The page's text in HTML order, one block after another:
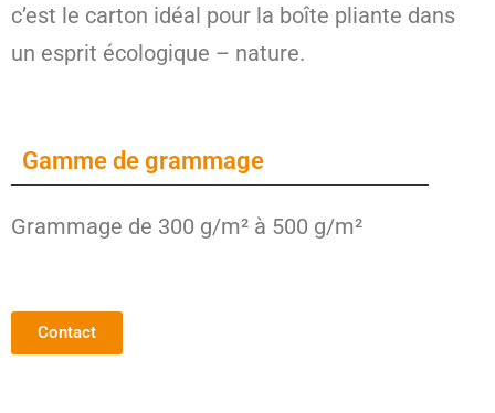
c’est le carton idéal pour la boîte pliante dans
un esprit écologique – nature.
Gamme de grammage
Grammage de 300 g/m² à 500 g/m²
Contact